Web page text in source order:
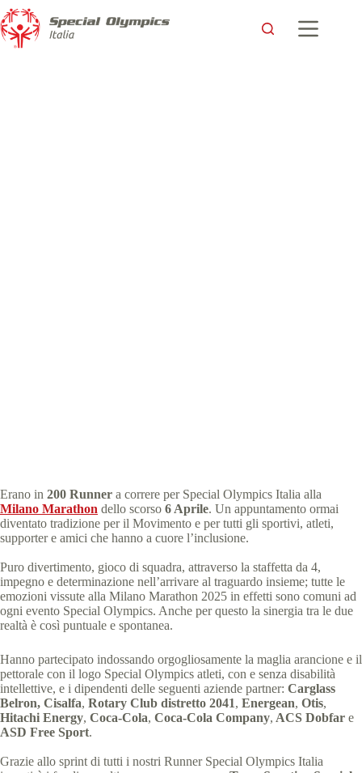
Erano in 200 Runner a correre per Special Olympics Italia alla
Milano Marathon dello scorso 6 Aprile. Un appuntamento ormai
diventato tradizione per il Movimento e per tutti gli sportivi, atleti,
supporter e amici che hanno a cuore l’inclusione.
Puro divertimento, gioco di squadra, attraverso la staffetta da 4,
impegno e determinazione nell’arrivare al traguardo insieme; tutte le
emozioni vissute alla Milano Marathon 2025 in effetti sono comuni ad
ogni evento Special Olympics. Anche per questo la sinergia tra le due
realtà è così puntuale e spontanea.
Hanno partecipato indossando orgogliosamente la maglia arancione e il
pettorale con il logo Special Olympics atleti, con e senza disabilità
intellettive, e i dipendenti delle seguenti aziende partner: Carglass
Belron, Cisalfa, Rotary Club distretto 2041, Energean, Otis,
Hitachi Energy, Coca-Cola, Coca-Cola Company, ACS Dobfar e
ASD Free Sport.
Grazie allo sprint di tutti i nostri Runner Special Olympics Italia